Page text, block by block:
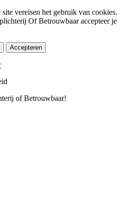
vereisen het gebruik van cookies.
Of Betrouwbaar accepteer je
Accepteren
of Betrouwbaar!